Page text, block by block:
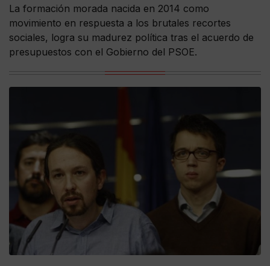
La formación morada nacida en 2014 como
movimiento en respuesta a los brutales recortes
sociales, logra su madurez política tras el acuerdo de
presupuestos con el Gobierno del PSOE.